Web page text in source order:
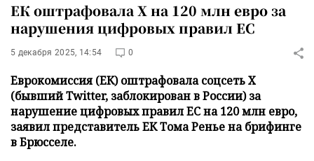
ЕК оштрафовала X на 120 млн евро за
нарушения цифровых правил ЕС
5 декабря 2025, 14:54 0
Еврокомиссия (ЕК) оштрафовала соцсеть X
(бывший Twitter, заблокирован в России) за
нарушение цифровых правил ЕС на 120 млн евро,
заявил представитель ЕК Тома Ренье на брифинге
в Брюсселе.